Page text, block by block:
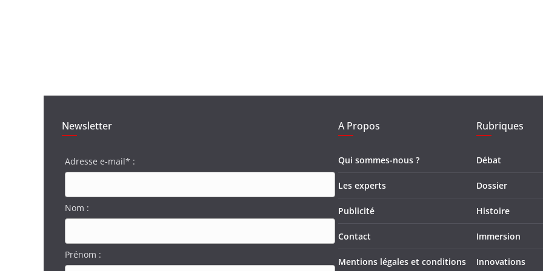
Newsletter
Adresse e-mail* :
Nom :
Prénom :
A Propos
Qui sommes-nous ?
Les experts
Publicité
Contact
Mentions légales et conditions
Rubriques
Débat
Dossier
Histoire
Immersion
Innovations